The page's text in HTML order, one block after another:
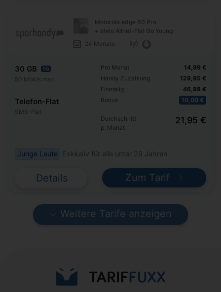
Motorola edge 60 Pro
+ otelo Allnet-Flat Go Young
24 Monate
30 GB 5G
50 Mbit/s max.
Telefon-Flat
SMS-Flat
Pro Monat
Handy Zuzahlung
Einmalig
Bonus
14,99 €
129,95 €
46,98 €
10,00 €
Durchschnitt
p. Monat
21,95 €
Junge Leute Exklusiv für alle unter 29 Jahren
Details Zum Tarif
Weitere Tarife anzeigen